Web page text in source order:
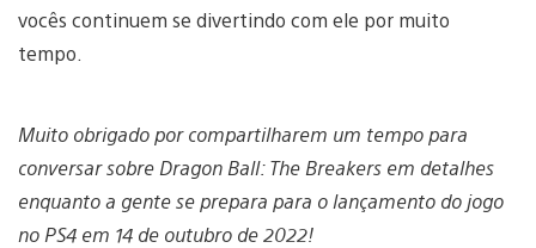
vocês continuem se divertindo com ele por muito
tempo.
Muito obrigado por compartilharem um tempo para
conversar sobre Dragon Ball: The Breakers em detalhes
enquanto a gente se prepara para o lançamento do jogo
no PS4 em 14 de outubro de 2022!